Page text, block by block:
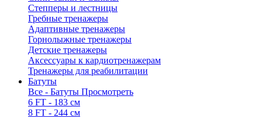
Степперы и лестницы
Гребные тренажеры
Адаптивные тренажеры
Горнолыжные тренажеры
Детские тренажеры
Аксессуары к кардиотренажерам
Тренажеры для реабилитации
Батуты
Все - Батуты Просмотреть
6 FT - 183 см
8 FT - 244 см